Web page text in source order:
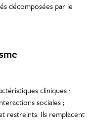
décomposées par le
cliniques :
sociales ;
restreints. Ils remplacent